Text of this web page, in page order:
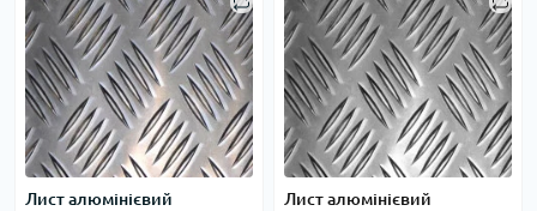
Лист алюмінієвий
Лист алюмінієвий